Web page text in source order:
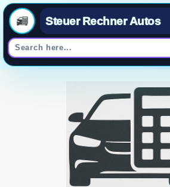
Steuer Rechner Autos